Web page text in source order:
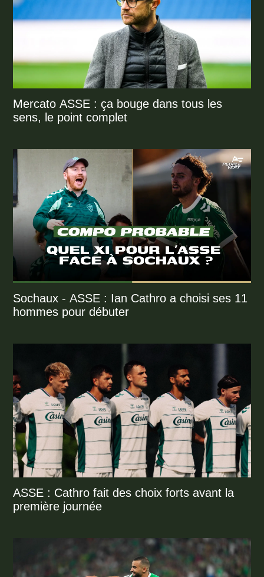
Mercato ASSE : ça bouge dans tous les
sens, le point complet
Sochaux - ASSE : Ian Cathro a choisi ses 11
hommes pour débuter
ASSE : Cathro fait des choix forts avant la
première journée